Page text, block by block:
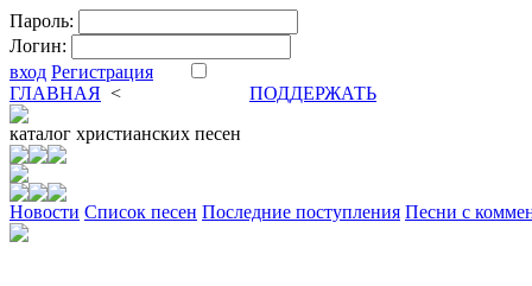
Пароль:
Логин:
вход Регистрация
ГЛАВНАЯ <
ПОДДЕРЖАТЬ
каталог христианских песен
Новости Cписок песен Последние поступления Песни с